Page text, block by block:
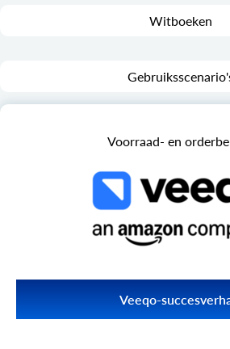
Witboeken
Voorraad- en
Veeqo-